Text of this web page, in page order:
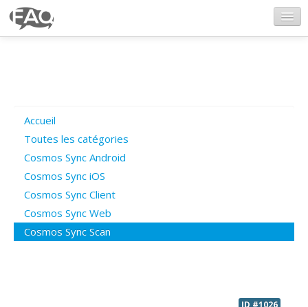
Poser une question
Questions ouvertes
Connexion
Accueil
Toutes les catégories
Cosmos Sync Android
Cosmos Sync iOS
Cosmos Sync Client
Cosmos Sync Web
Cosmos Sync Scan
ID #1026